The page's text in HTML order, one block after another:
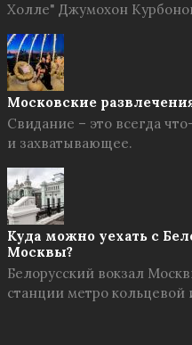
Холле" Джумохон
Московские
Свидание – это всегда
и захватывающее.
Куда можно уехать с
Москвы?
Белорусский вокзал
станции метро